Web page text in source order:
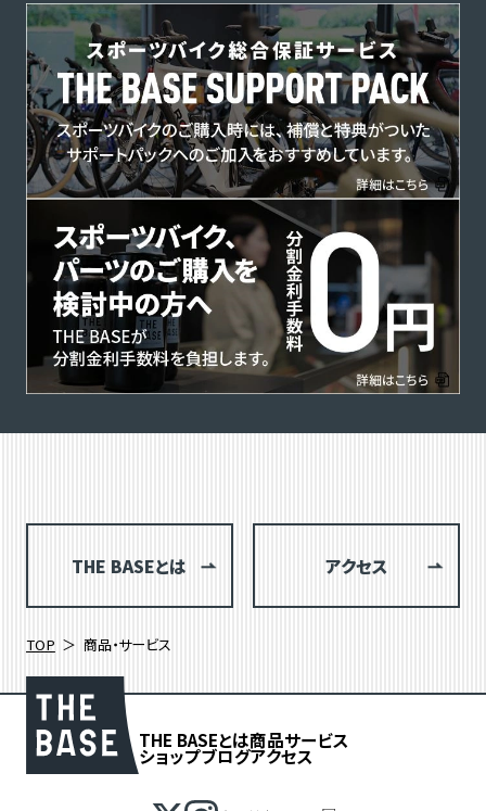
THE BASEとは アクセス
TOP 商品・サービス
THE BASEとは商品サービス
ショップブログアクセス